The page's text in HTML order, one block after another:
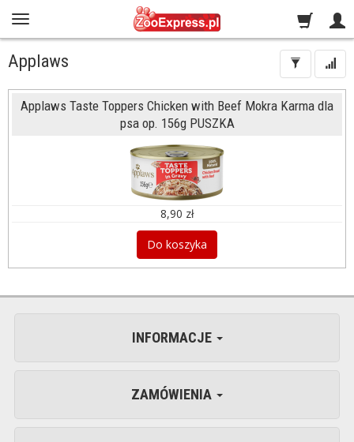
Applaws
Applaws Taste Toppers Chicken with Beef Mokra Karma dla
psa op. 156g PUSZKA
8,90 zł
Do koszyka
INFORMACJE
ZAMÓWIENIA